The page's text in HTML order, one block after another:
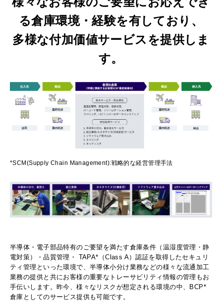
る倉庫環境・経験を有しており、
多様な付加価値サービスを提供しま
す。
*SCM(Supply Chain Management):戦略的な経営管理手法
半導体・電子部品特有のご要望を満たす倉庫条件（温湿度管理・静
電対策）・品質管理・ TAPA*（Class A）認証を取得したセキュリ
ティ管理といった環境で、半導体小分け業務などの様々な流通加工
業務の提供と共にお客様の重要なトレーサビリティ情報の管理もお
手伝いします。昨今、様々なリスクが想定される環境の中、BCP*
倉庫としてのサービス提供も可能です。